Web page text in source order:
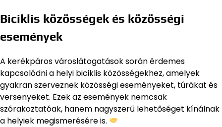
Biciklis közösségek és közösségi
események
A kerékpáros városlátogatások során érdemes
kapcsolódni a helyi biciklis közösségekhez, amelyek
gyakran szerveznek közösségi eseményeket, túrákat és
versenyeket. Ezek az események nemcsak
szórakoztatóak, hanem nagyszerű lehetőséget kínálnak
a helyiek megismerésére is.